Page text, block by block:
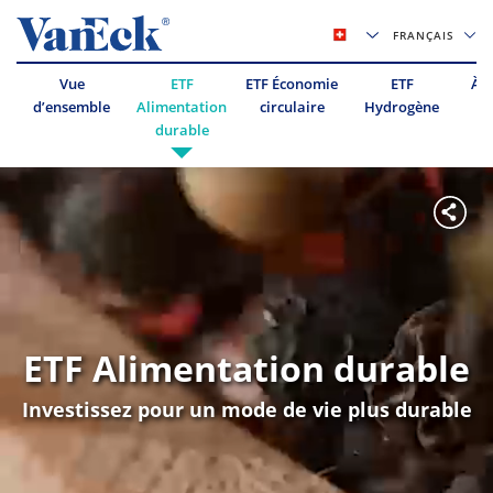
FRANÇAIS
Vue
d’ensemble
ETF
Alimentation
durable
ETF Économie
circulaire
ETF
Hydrogène
À
ETF Alimentation durable
Investissez pour un mode de vie plus durable